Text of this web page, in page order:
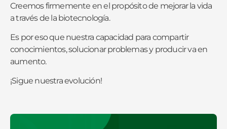
Creemos firmemente en el propósito de mejorar la vida
a través de la biotecnología.
Es por eso que nuestra capacidad para compartir
conocimientos, solucionar problemas y producir va en
aumento.
¡Sigue nuestra evolución!